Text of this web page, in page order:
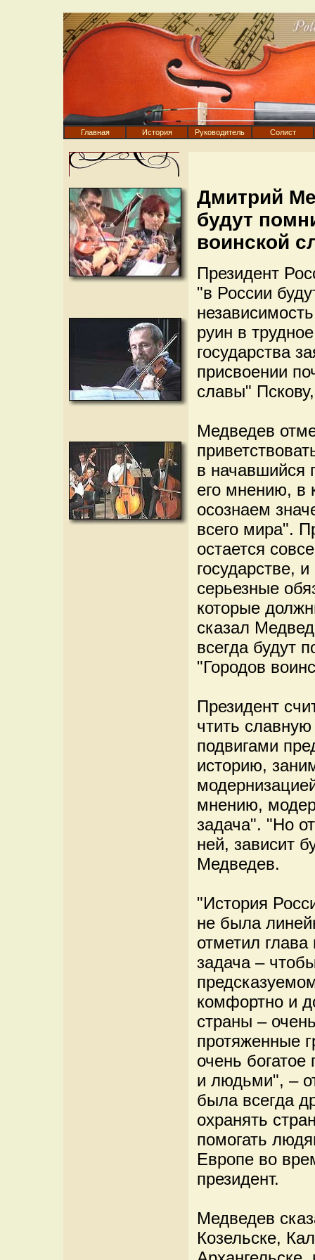
Главная История Руководитель Солист
Дмитрий
будут
воинской
Президент
"в России
руин в
государства
присвоении
славы"
Медведев
в начавшийся
его мнению, в
осознаем
всего мира".
остается
государстве,
серьезные
которые
сказал
всегда будут
"Городов
Президент
чтить
подвигами
историю,
мнению,
задача". "Но
ней, зависит
Медведев.
"История
не была
отметил
задача –
комфортно и
страны –
протяженные
очень
и людьми", –
была всегда
охранять
помогать
Европе во
президент.
Медведев
Козельске,